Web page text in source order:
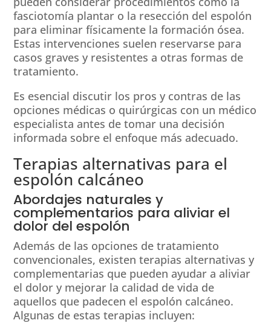
fasciotomía plantar o la resección del espolón
para eliminar físicamente la formación ósea.
Estas intervenciones suelen reservarse para
casos graves y resistentes a otras formas de
tratamiento.
Es esencial discutir los pros y contras de las
opciones médicas o quirúrgicas con un médico
especialista antes de tomar una decisión
informada sobre el enfoque más adecuado.
Terapias alternativas para el
espolón calcáneo
Abordajes naturales y
complementarios para aliviar el
dolor del espolón
Además de las opciones de tratamiento
convencionales, existen terapias alternativas y
complementarias que pueden ayudar a aliviar
el dolor y mejorar la calidad de vida de
aquellos que padecen el espolón calcáneo.
Algunas de estas terapias incluyen: